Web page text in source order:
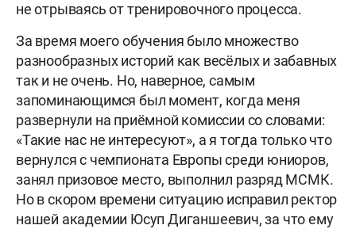
не отрываясь от тренировочного процесса.
За время моего обучения было множество
разнообразных историй как весёлых и забавных
так и не очень. Но, наверное, самым
запоминающимся был момент, когда меня
развернули на приёмной комиссии со словами:
«Такие нас не интересуют», а я тогда только что
вернулся с чемпионата Европы среди юниоров,
занял призовое место, выполнил разряд МСМК.
Но в скором времени ситуацию исправил ректор
нашей академии Юсуп Диганшеевич, за что ему